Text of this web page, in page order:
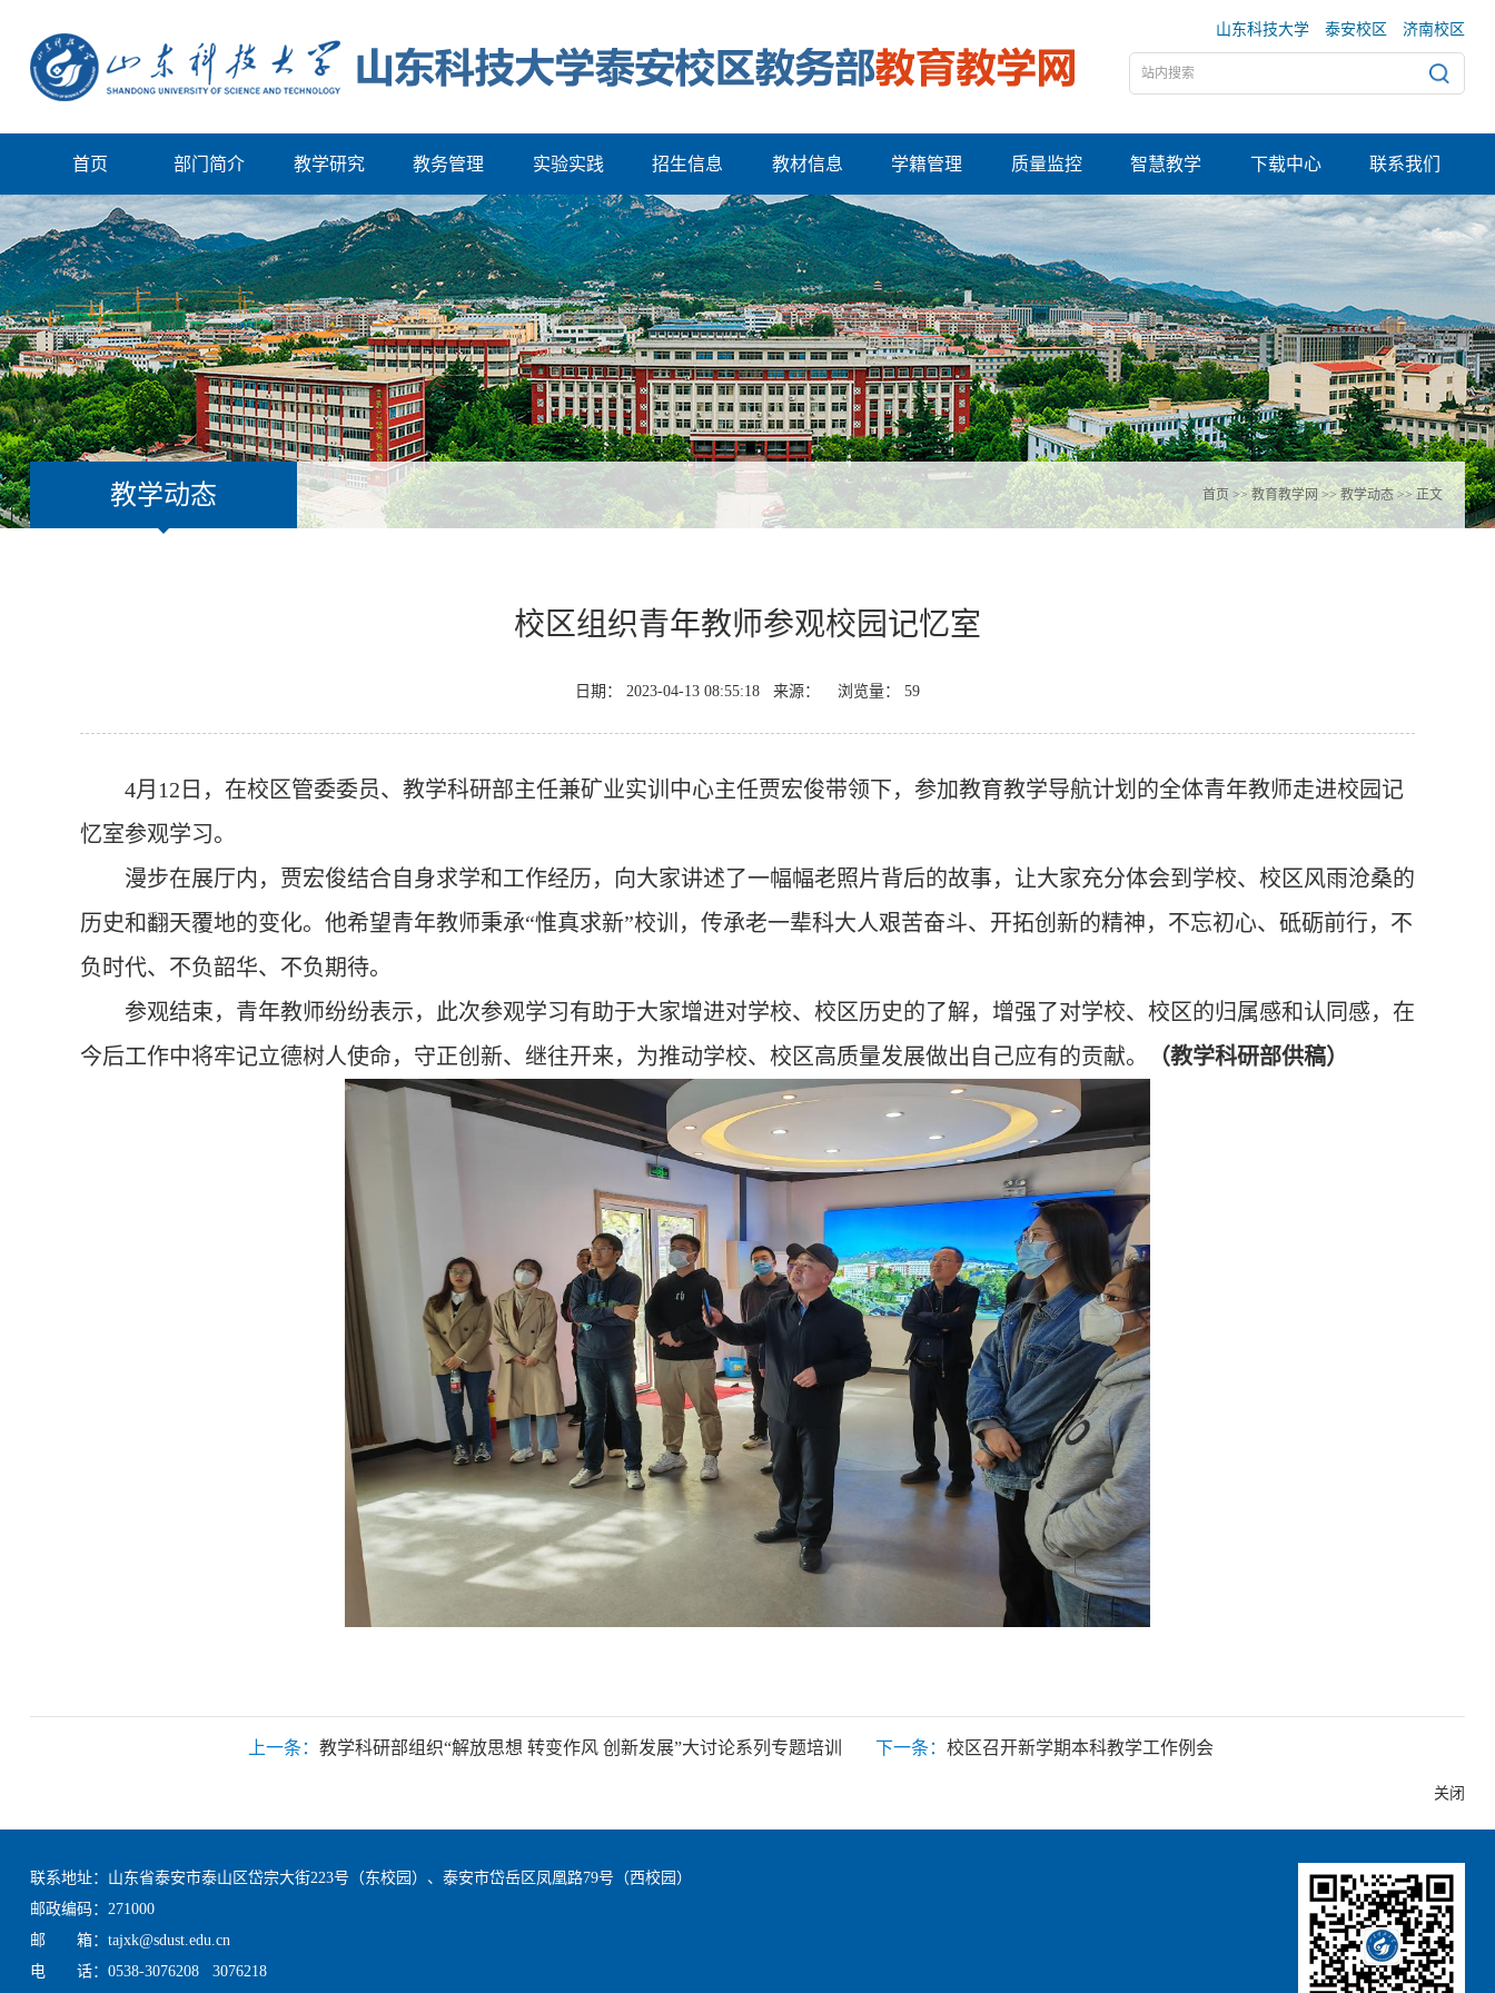
山东科技大学 泰安校区 济南校区
首页 部门简介 教学研究 教务管理 实验实践 招生信息 教材信息 学籍管理 质量监控 智慧教学 下载中心 联系我们
首页 >>教育教学网 >>教学动态>> 正文
教学动态
校区组织青年教师参观校园记忆室
日期： 2023-04-13 08:55:18 来源： 浏览量： 59
4月 12 日，在校区管委委员、教学科研部主任兼矿业实训中心主任贾宏俊带领下，参加教育教学导航计划的全体青年教师走进校园记
忆室参观学习。
漫步在展厅内，贾宏俊结合自身求学和工作经历，向大家讲述了一幅幅老照片背后的故事，让大家充分体会到学校、校区风雨沧桑的
历史和翻天覆地的变化。他希望青年教师秉承“惟真求新”校训，传承老一辈科大人艰苦奋斗、开拓创新的精神，不忘初心、砥砺前行，不
负时代、不负韶华、不负期待。
参观结束，青年教师纷纷表示，此次参观学习有助于大家增进对学校、校区历史的了解，增强了对学校、校区的归属感和认同感，在
今后工作中将牢记立德树人使命，守正创新、继往开来，为推动学校、校区高质量发展做出自己应有的贡献。
（教学科研部供稿）
上一条： 教学科研部组织“解放思想 转变作风 创新发展”大讨论系列专题培训 下一条： 校区召开新学期本科教学工作例会
关闭
联系地址：山东省泰安市泰山区岱宗大街223号（东校园）、泰安市岱岳区凤凰路79号（西校园）
邮政编码：271000
邮 箱：tajxk@sdust.edu.cn
电 话：0538-3076208 3076218